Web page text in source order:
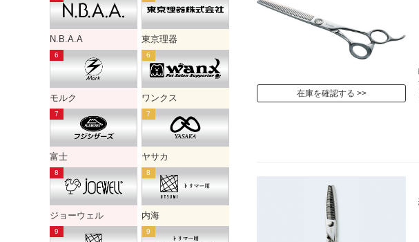
在庫を確認する
N.B.A.A
モルク
富士
ジョーウェル
東京理器
ワンクス
ヤサカ
内海